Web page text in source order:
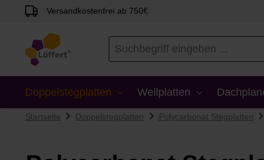
Zur Suche springen
Versandkostenfrei ab 750€
Doppelstegplatten Wellplatten
Startseite Doppelstegplatten Polycarbonat Stegplatten